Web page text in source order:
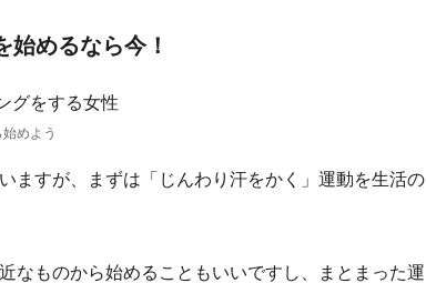
めるなら今！
めよう
ますが、まずは「じんわり汗をかく」運動を生活の
なものから始めることもいいですし、まとまった運